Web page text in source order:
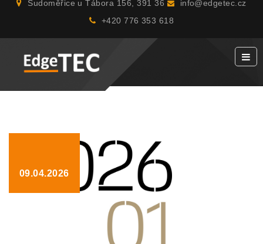
Sudoměřice u Tábora 156, 391 36
info@edgetec.cz
+420 776 353 618
09.04.2026